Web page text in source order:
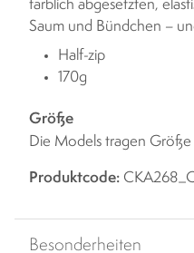
farblich abgesetzten,
Saum und Bündchen –
Half-zip
170g
Größe
Die Models tragen Größe
Produktcode:
Besonderheiten